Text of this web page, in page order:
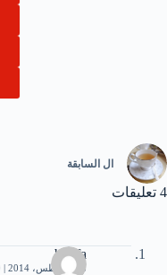
ال السابقة
4 تعليقات
boofa
28 أغسطس، 2014 | 3:10 ص